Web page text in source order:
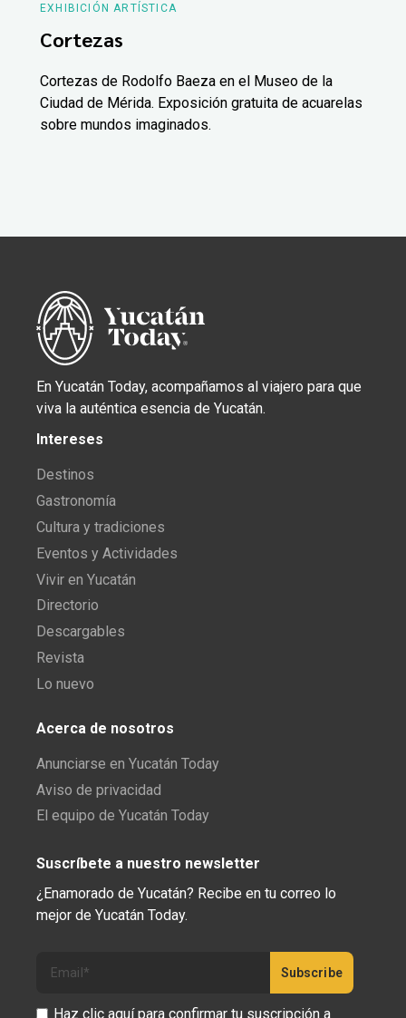
EXHIBICIÓN ARTÍSTICA
Cortezas
Cortezas de Rodolfo Baeza en el Museo de la
Ciudad de Mérida. Exposición gratuita de acuarelas
sobre mundos imaginados.
En Yucatán Today, acompañamos al viajero para que
viva la auténtica esencia de Yucatán.
Intereses
Destinos
Gastronomía
Cultura y tradiciones
Eventos y Actividades
Vivir en Yucatán
Directorio
Descargables
Revista
Lo nuevo
Acerca de nosotros
Anunciarse en Yucatán Today
Aviso de privacidad
El equipo de Yucatán Today
Suscríbete a nuestro newsletter
¿Enamorado de Yucatán? Recibe en tu correo lo
mejor de Yucatán Today.
Haz clic aquí para confirmar tu suscripción a